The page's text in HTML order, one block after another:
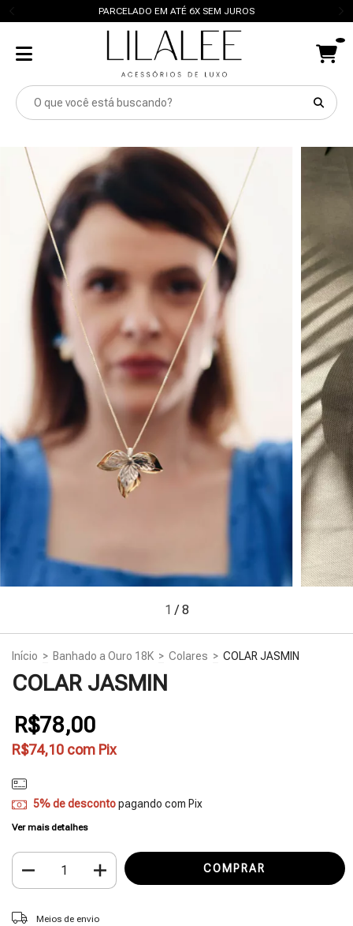
PARCELADO EM ATÉ 6X SEM JUROS
1 /8
Início > Banhado a Ouro 18K > Colares > COLAR JASMIN
COLAR JASMIN
R$78,00
R$74,10 com Pix
5% de descontopagando com Pix
Ver mais detalhes
Entregas para o CEP:
Meios de envio